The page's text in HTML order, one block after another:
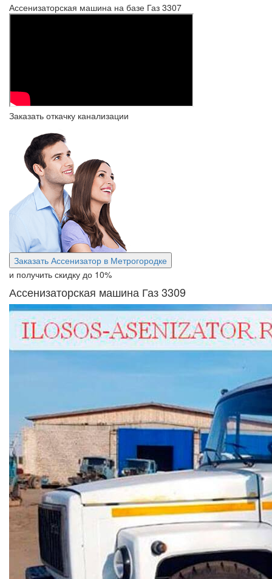
Ассенизаторская машина на базе Газ 3307
Заказать откачку канализации
Заказать Ассенизатор в Метрогородке
и получить скидку до 10%
Ассенизаторская машина Газ 3309